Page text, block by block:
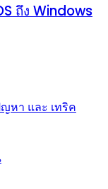
ถึง Windows
หา และ เทริค